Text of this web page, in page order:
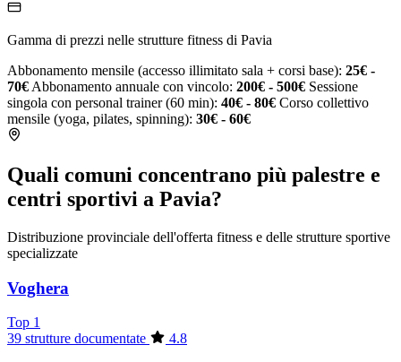
Gamma di prezzi nelle strutture fitness di Pavia
Abbonamento mensile (accesso illimitato sala + corsi base): 25€ -
70€ Abbonamento annuale con vincolo: 200€ - 500€ Sessione
singola con personal trainer (60 min): 40€ - 80€ Corso collettivo
mensile (yoga, pilates, spinning): 30€ - 60€
Quali comuni concentrano più palestre e
centri sportivi a Pavia?
Distribuzione provinciale dell'offerta fitness e delle strutture sportive
specializzate
Voghera
Top 1
39 strutture documentate
4.8